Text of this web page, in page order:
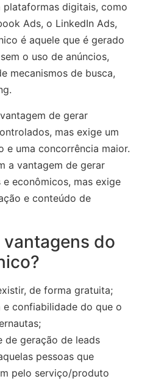
plataformas digitais, como
Ads, o LinkedIn Ads,
é aquele que é gerado
o uso de anúncios,
mecanismos de busca,
de gerar
mas exige um
e uma concorrência maior.
a vantagem de gerar
econômicos, mas exige
e conteúdo de
vantagens do
de forma gratuita;
e confiabilidade do que o
de geração de leads
pessoas que
pelo serviço/produto